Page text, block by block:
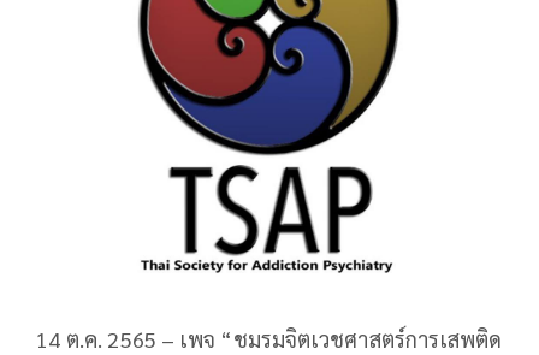
14 ต.ค. 2565 – เพจ “ชมรมจิตเวชศาสตร์การเสพติด